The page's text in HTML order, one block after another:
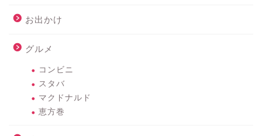
お出かけ
グルメ
コンビニ
スタバ
マクドナルド
恵方巻